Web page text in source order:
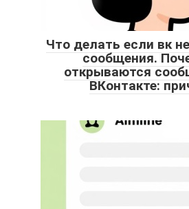
Что делать если вк
сообщения.
открываются
ВКонтакте: